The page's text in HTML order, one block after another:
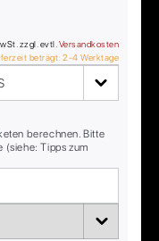
zzgl. evtl. Versandkosten
beträgt: 2-4 Werktage
berechnen. Bitte
(siehe: Tipps zum